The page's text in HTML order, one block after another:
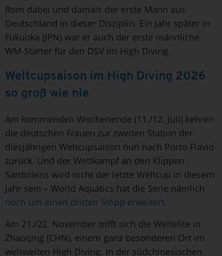
Rom dabei und damals der erste Mann aus
Deutschland in dieser Disziplin. Ein Jahr später in
Fukuoka (JPN) war er auch der erste männliche
WM-Starter für den DSV im High Diving.
Weltcupsaison im High Diving 2026
so groß wie nie
Am kommenden Wochenende (11./12. Juli) kehren
die deutschen Frauen zur zweiten Station der
diesjährigen Weltcupsaison nun nach Porto Flavio
zurück. Und der Wettkampf an den Klippen
Sardiniens wird nicht der letzte Weltcup in diesem
Jahr sein – World Aquatics hat die Serie nämlich
noch um einen dritten Stopp erweitert.
Am 21./22. November trifft sich die Weltelite in
Zhaoqing (CHN), einem ganz besonderen Ort im
weltweiten High Diving. In der südchinesischen